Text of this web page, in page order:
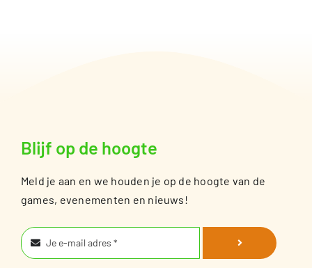
Blijf op de hoogte
Meld je aan en we houden je op de hoogte van de
games, evenementen en nieuws!